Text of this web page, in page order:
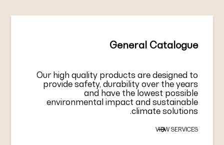
General Catalogue
Our high quality products are designed to
provide safety, durability over the years
and have the lowest possible
environmental impact and sustainable
climate solutions.
VIEW SERVICES